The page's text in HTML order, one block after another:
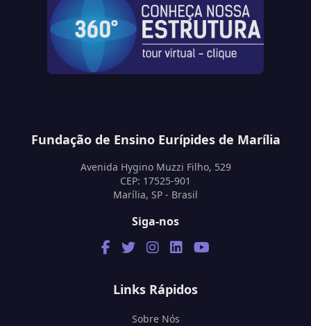
Fundação de Ensino Eurípides de Marília
Avenida Hygino Muzzi Filho, 529
CEP: 17525-901
Marília, SP - Brasil
Siga-nos
Links Rápidos
Sobre Nós